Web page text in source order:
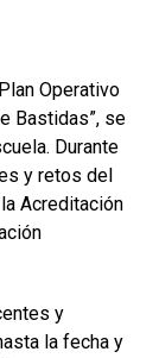
Operativo
Bastidas”, se
Durante
y retos del
Acreditación
y
la fecha y